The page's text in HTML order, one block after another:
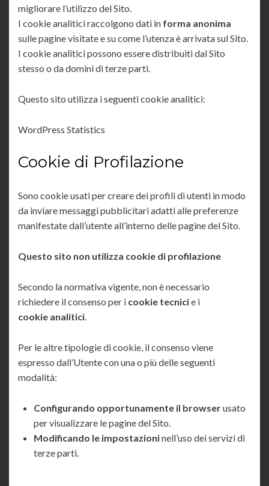
migliorare l’utilizzo del Sito.
I cookie analitici raccolgono dati in forma anonima
sulle pagine visitate e su come l’utenza è arrivata sul Sito.
I cookie analitici possono essere distribuiti dal Sito
stesso o da domini di terze parti.
Questo sito utilizza i seguenti cookie analitici:
WordPress Statistics
Cookie di Profilazione
Sono cookie usati per creare dei profili di utenti in modo
da inviare messaggi pubblicitari adatti alle preferenze
manifestate dall’utente all’interno delle pagine del Sito.
Questo sito non utilizza cookie di profilazione
Secondo la normativa vigente, non è necessario
richiedere il consenso per i cookie tecnicie i
cookie analitici.
Per le altre tipologie di cookie, il consenso viene
espresso dall’Utente con una o più delle seguenti
modalità:
Configurando opportunamente il browserusato
per visualizzare le pagine del Sito.
Modificando le impostazioninell’uso dei servizi di
terze parti.